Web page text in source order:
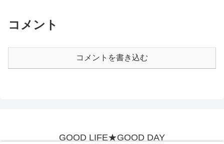
コメント
コメントを書き込む
GOOD LIFE★GOOD DAY